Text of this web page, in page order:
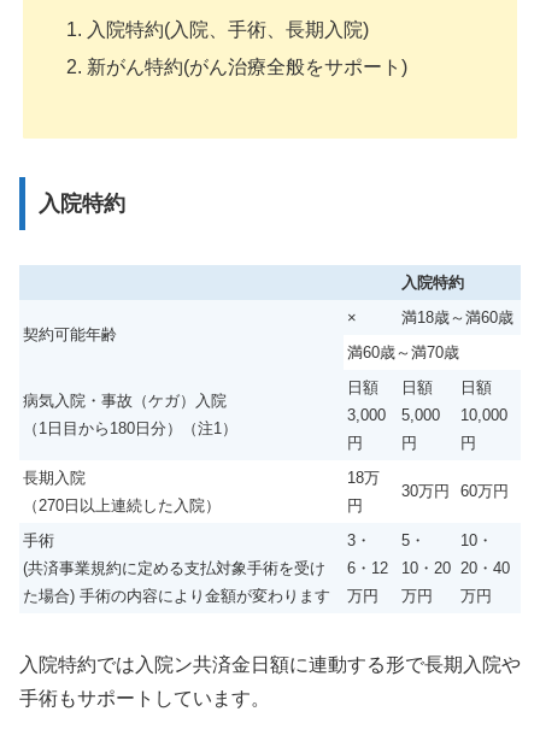
入院特約(入院、手術、長期入院)
新がん特約(がん治療全般をサポート)
入院特約
入院特約
契約可能年齢
×
満18歳～満60歳
満60歳～満70歳
病気入院・事故（ケガ）入院
（1日目から180日分）（注1）
日額
3,000
円
日額
5,000
円
日額
10,000
円
長期入院
（270日以上連続した入院）
18万
円
30万円 60万円
手術
(共済事業規約に定める支払対象手術を受け
た場合) 手術の内容により金額が変わります
3・
6・12
万円
5・
10・20
万円
10・
20・40
万円
入院特約では入院ン共済金日額に連動する形で長期入院や
手術もサポートしています。